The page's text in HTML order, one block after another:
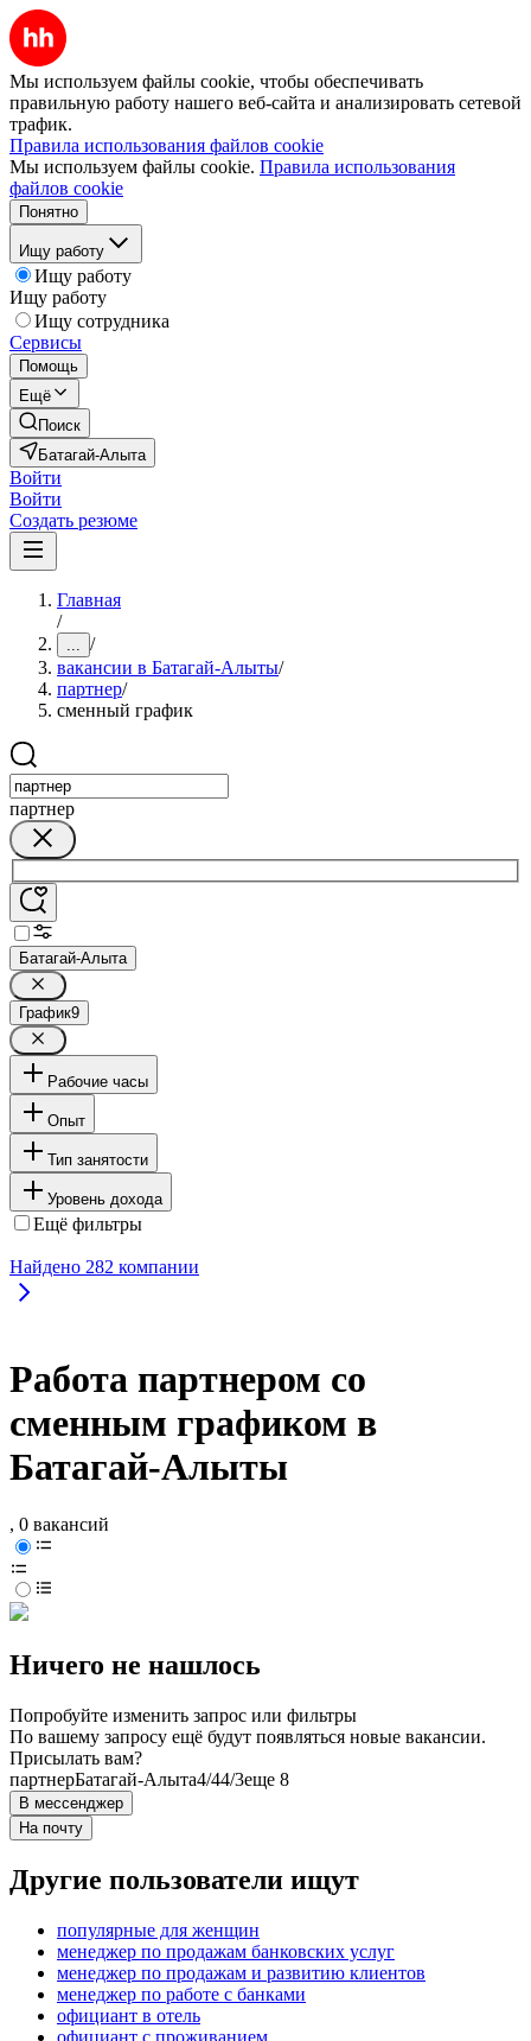
Мы используем файлы cookie, чтобы обеспечивать
правильную работу нашего веб-сайта и анализировать сетевой
трафик.
Правила использования файлов cookie
Мы используем файлы cookie. Правила использования
файлов cookie
Понятно
Ищу работу
Ищу работу
Ищу работу
Ищу сотрудника
Сервисы
Помощь
Ещё
Поиск
Батагай-Алыта
Войти
Войти
Создать резюме
Главная
/
... /
вакансии в Батагай-Алыты/
партнер/
сменный график
партнер
Батагай-Алыта
График9
Рабочие часы
Опыт
Тип занятости
Уровень дохода
Ещё фильтры
Найдено 282 компании
Работа партнером со
сменным графиком в
Батагай-Алыты
, 0 вакансий
Ничего не нашлось
Попробуйте изменить запрос или фильтры
По вашему запросу ещё будут появляться новые вакансии.
Присылать вам?
партнерБатагай-Алыта4/44/3еще 8
В мессенджер
На почту
Другие пользователи ищут
популярные для женщин
менеджер по продажам банковских услуг
менеджер по продажам и развитию клиентов
менеджер по работе с банками
официант в отель
официант с проживанием